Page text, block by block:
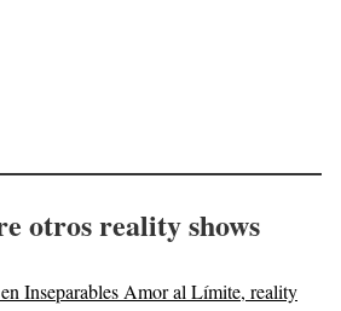
otros reality shows
Inseparables Amor al Límite, reality